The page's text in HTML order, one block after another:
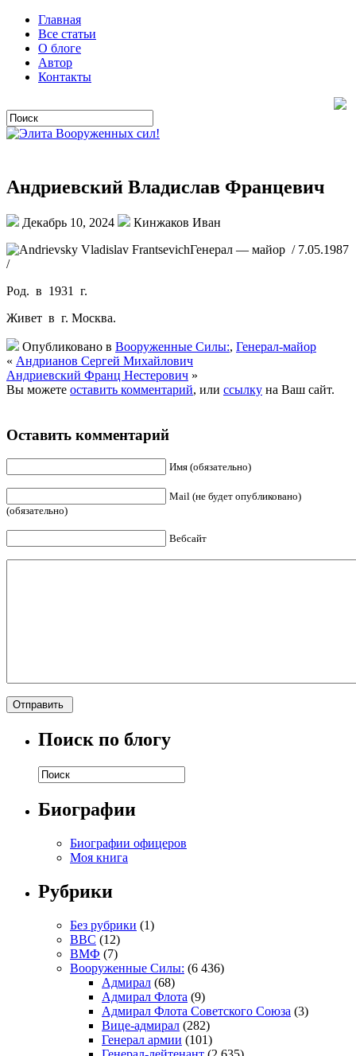
Главная
Все статьи
О блоге
Автор
Контакты
Андриевский Владислав Францевич
Декабрь 10, 2024
Кинжаков Иван
Генерал — майор / 7.05.1987
/
Род. в 1931 г.
Живет в г. Москва.
Опубликовано в Вооруженные Силы:, Генерал-майор
« Андрианов Сергей Михайлович
Андриевский Франц Нестерович »
Вы можете оставить комментарий, или ссылку на Ваш сайт.
Оставить комментарий
Имя (обязательно)
Mail (не будет опубликовано)
(обязательно)
Вебсайт
Поиск по блогу
Биографии
Биографии офицеров
Моя книга
Рубрики
Без рубрики (1)
ВВС (12)
ВМФ (7)
Вооруженные Силы: (6 436)
Адмирал (68)
Адмирал Флота (9)
Адмирал Флота Советского Союза (3)
Вице-адмирал (282)
Генерал армии (101)